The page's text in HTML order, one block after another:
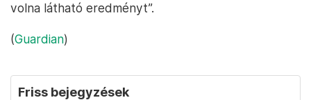
volna látható eredményt”.
(Guardian)
Friss bejegyzések